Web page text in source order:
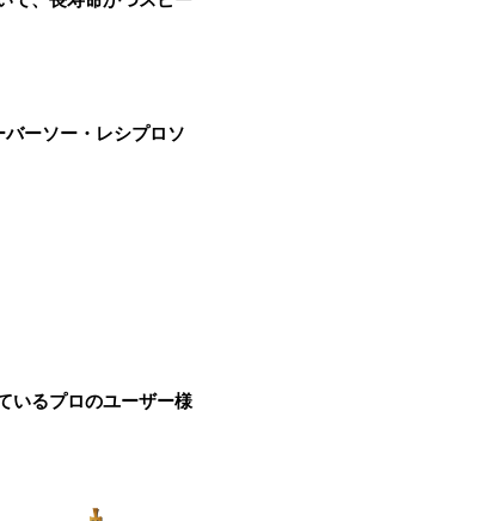
ーソー・レシプロソ
いるプロのユーザー様